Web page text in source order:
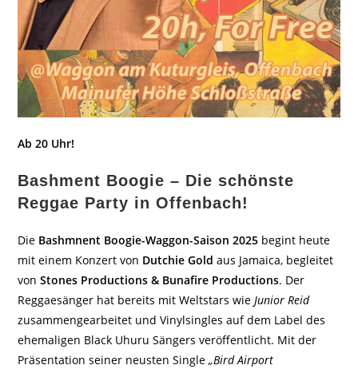
Ab 20 Uhr!
Bashment Boogie – Die schönste
Reggae Party in Offenbach!
Die Bashmnent Boogie-Waggon-Saison 2025 begint heute
mit einem Konzert von Dutchie Gold aus Jamaica, begleitet
vonStones Productions & Bunafire Productions. Der
Reggaesänger hat bereits mit Weltstars wieJunior Reid
zusammengearbeitet und Vinylsingles auf dem Label des
ehemaligen Black Uhuru Sängers veröffentlicht. Mit der
Präsentation seiner neusten Single„Bird Airport